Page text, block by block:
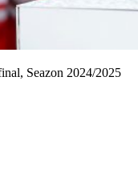
Seazon 2024/2025